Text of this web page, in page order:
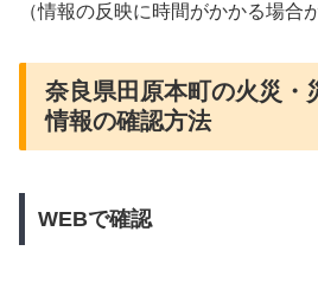
（情報の反映に時間がかかる場合
奈良県田原本町の火災・
情報の確認方法
WEBで確認